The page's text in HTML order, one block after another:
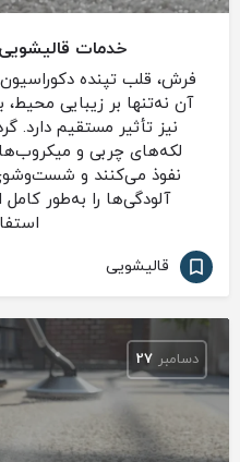
خدمات قالیشویی
فرش، قلب تپنده
آن نه‌تنها بر زیبایی
نیز تأثیر مستقیم دارد.
لکه‌های چربی و
نفوذ می‌کنند و
آلودگی‌ها را به‌طور
قالیشویی
دسامبر 27